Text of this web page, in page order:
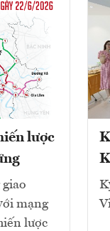
lược
mạng
lược